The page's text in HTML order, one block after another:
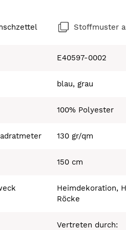
Stoffmuster
E40597-0002
blau, grau
100% Polyester
130 gr/qm
150 cm
Heimdekoration,
Röcke
Vertreten durch: